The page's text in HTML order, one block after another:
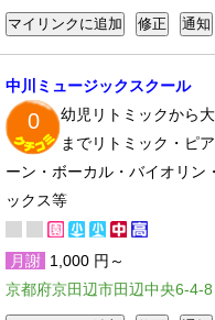
中川ミュージックスクール
0
幼児リトミックから
までリトミック・ピ
ーン・ボーカル・バイオリン
ックス等
月謝 1,000 円～
京都府京田辺市田辺中央6-4-8